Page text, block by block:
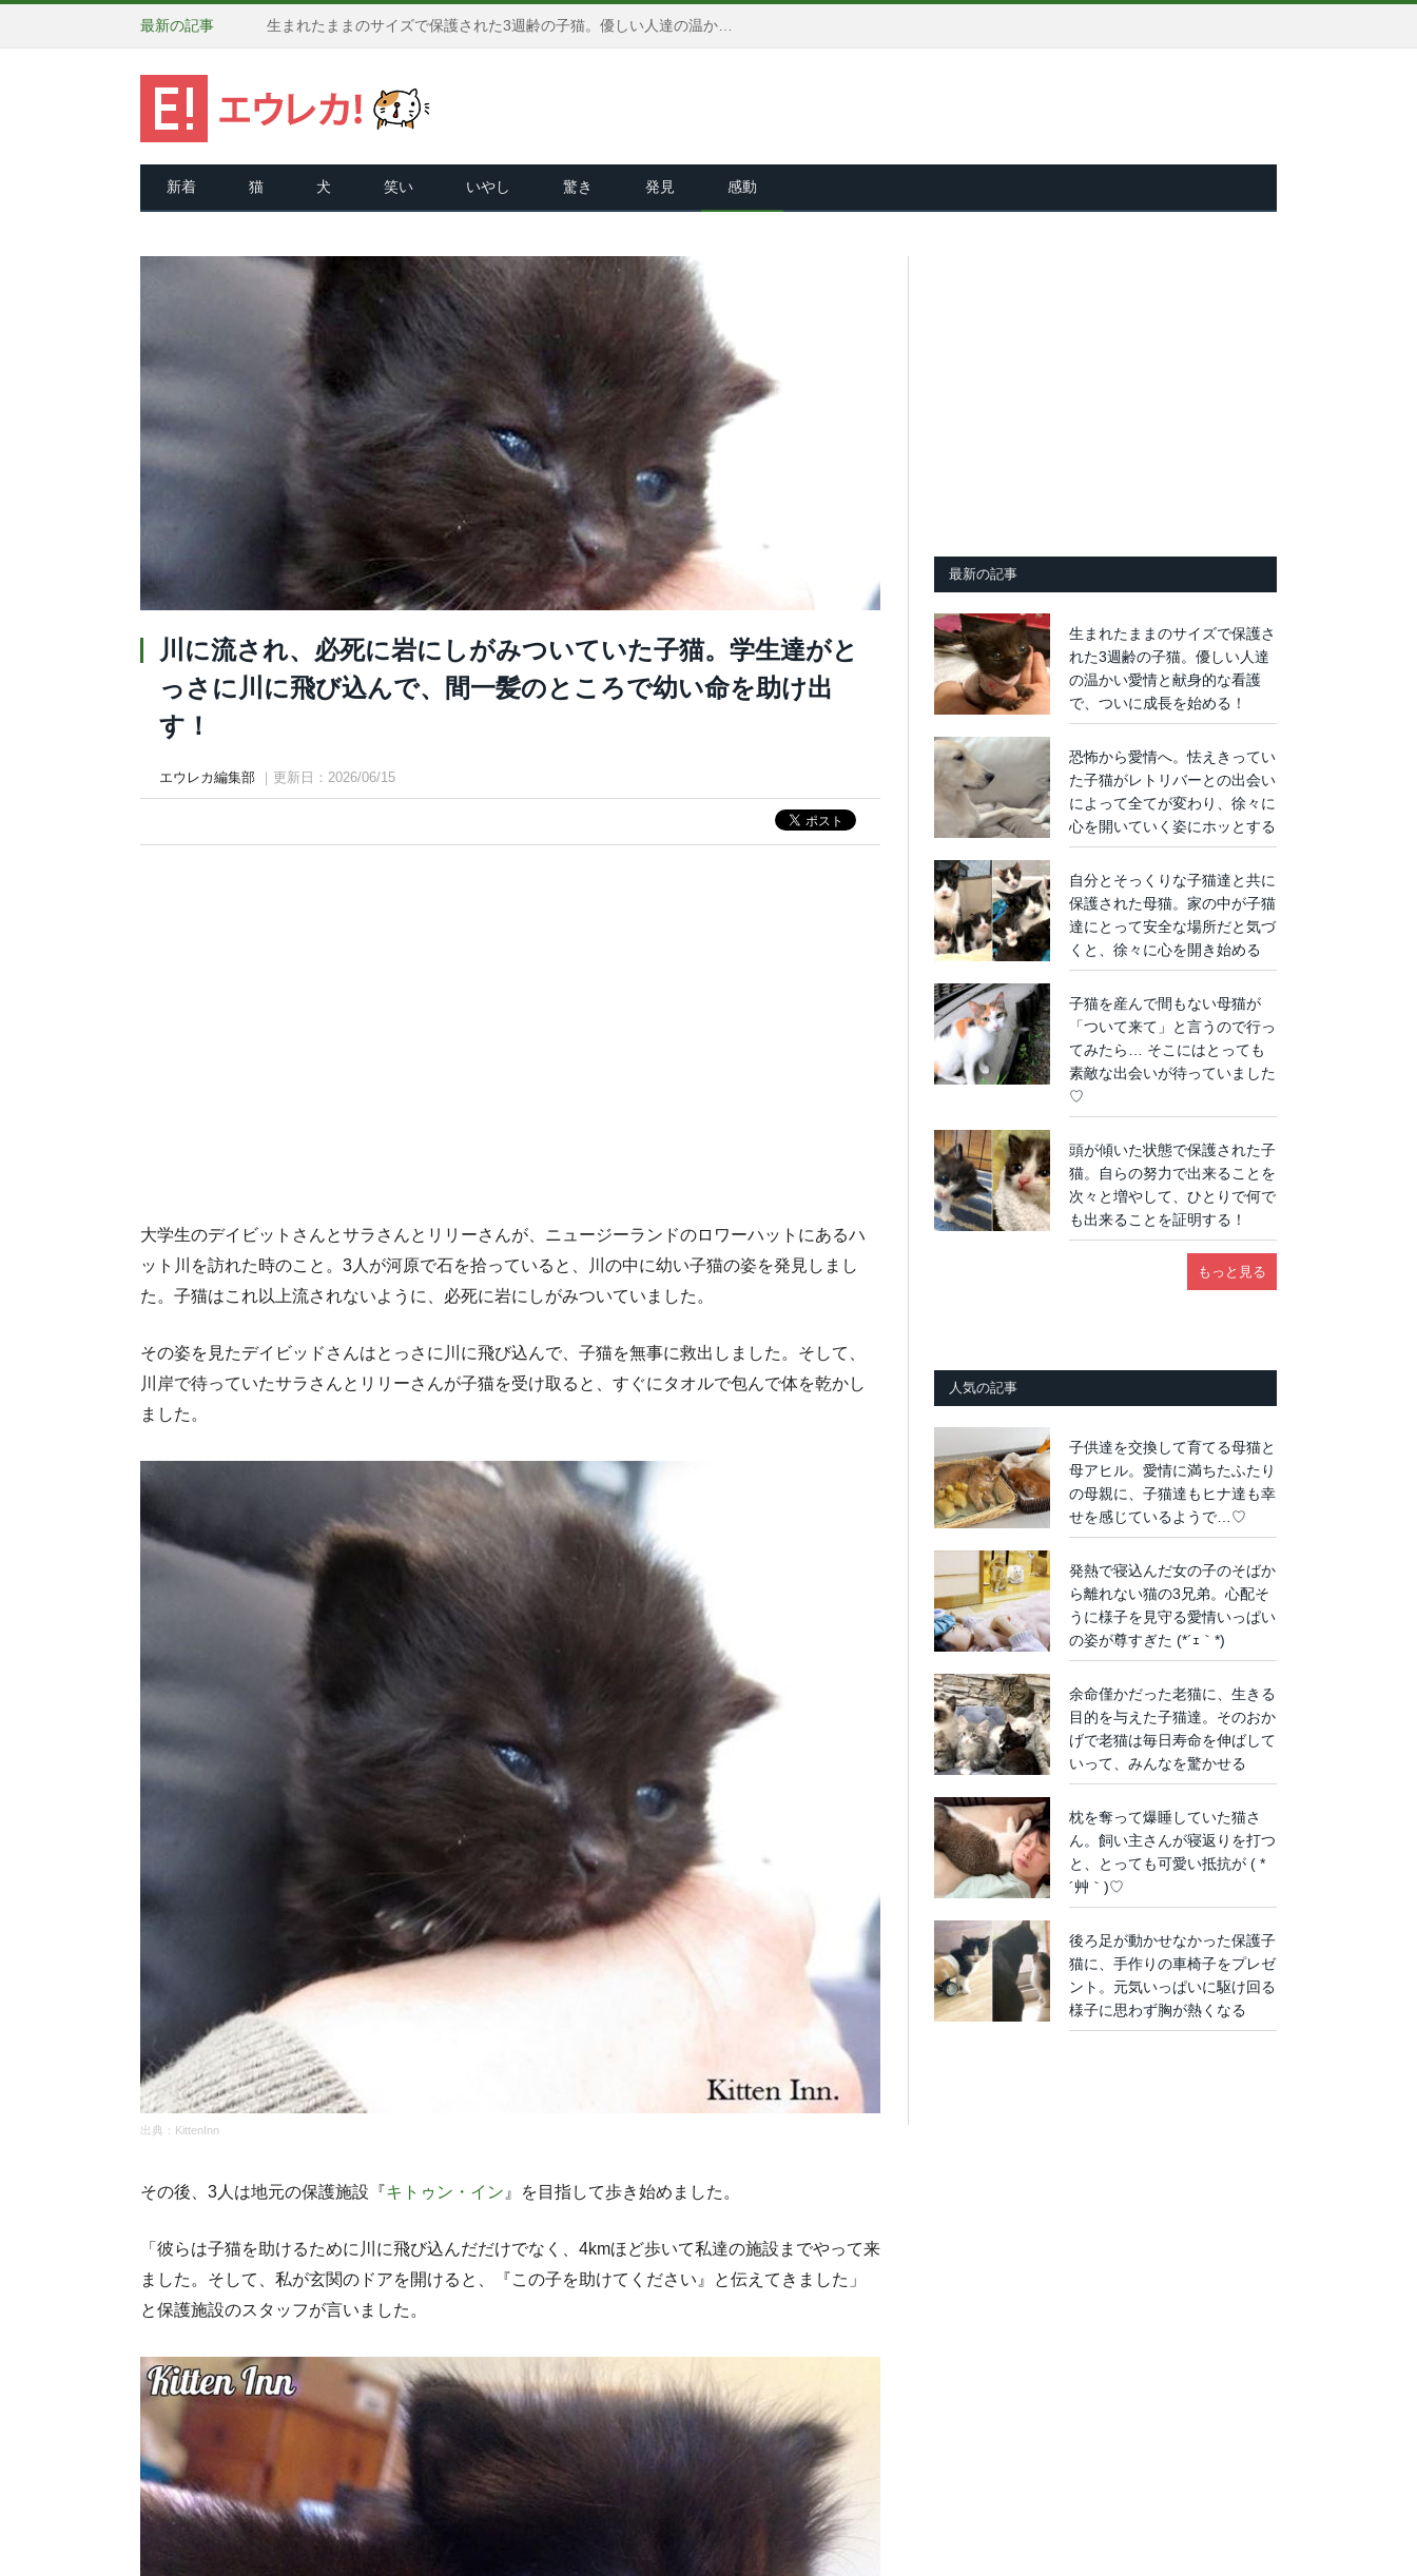
最新の記事 生まれたままのサイズで保護された3週齢の子猫。優しい人達の温かい愛情と献身的な看護で、ついに成長を始める！
新着 猫 犬 笑い いやし 驚き 発見 感動
川に流され、必死に岩にしがみついていた子猫。学生達がと
っさに川に飛び込んで、間一髪のところで幼い命を助け出
す！
エウレカ編集部 ｜更新日：2026/06/15
大学生のデイビットさんとサラさんとリリーさんが、ニュージーランドのロワーハットにあるハ
ット川を訪れた時のこと。3人が河原で石を拾っていると、川の中に幼い子猫の姿を発見しまし
た。子猫はこれ以上流されないように、必死に岩にしがみついていました。
その姿を見たデイビッドさんはとっさに川に飛び込んで、子猫を無事に救出しました。そして、
川岸で待っていたサラさんとリリーさんが子猫を受け取ると、すぐにタオルで包んで体を乾かし
ました。
出典： KittenInn
その後、3人は地元の保護施設『キトゥン・イン 』を目指して歩き始めました。
「彼らは子猫を助けるために川に飛び込んだだけでなく、4kmほど歩いて私達の施設までやって来
ました。そして、私が玄関のドアを開けると、『この子を助けてください』と伝えてきました」
と保護施設のスタッフが言いました。
最新の記事
生まれたままのサイズで保護さ
れた3週齢の子猫。優しい人達
の温かい愛情と献身的な看護
で、ついに成長を始める！
恐怖から愛情へ。怯えきってい
た子猫がレトリバーとの出会い
によって全てが変わり、徐々に
心を開いていく姿にホッとする
自分とそっくりな子猫達と共に
保護された母猫。家の中が子猫
達にとって安全な場所だと気づ
くと、徐々に心を開き始める
子猫を産んで間もない母猫が
「ついて来て」と言うので行っ
てみたら… そこにはとっても
素敵な出会いが待っていました
♡
頭が傾いた状態で保護された子
猫。自らの努力で出来ることを
次々と増やして、ひとりで何で
も出来ることを証明する！
もっと見る
人気の記事
子供達を交換して育てる母猫と
母アヒル。愛情に満ちたふたり
の母親に、子猫達もヒナ達も幸
せを感じているようで…♡
発熱で寝込んだ女の子のそばか
ら離れない猫の3兄弟。心配そ
うに様子を見守る愛情いっぱい
の姿が尊すぎた (*´ｪ｀*)
余命僅かだった老猫に、生きる
目的を与えた子猫達。そのおか
げで老猫は毎日寿命を伸ばして
いって、みんなを驚かせる
枕を奪って爆睡していた猫さ
ん。飼い主さんが寝返りを打つ
と、とっても可愛い抵抗が ( *
´艸｀)♡
後ろ足が動かせなかった保護子
猫に、手作りの車椅子をプレゼ
ント。元気いっぱいに駆け回る
様子に思わず胸が熱くなる